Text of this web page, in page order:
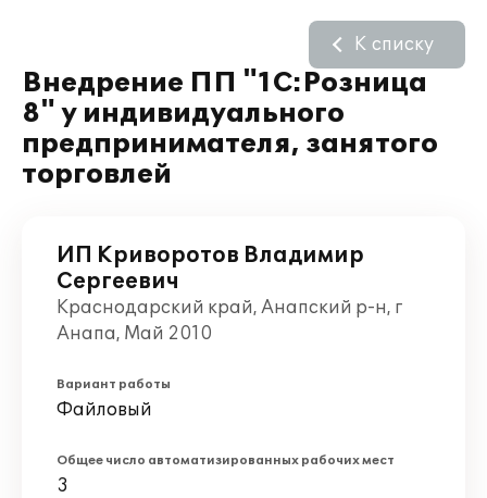
Внедрение ПП "1С:Розница
8" у индивидуального
предпринимателя, занятого
торговлей
К списку
ИП Криворотов Владимир
Сергеевич
Краснодарский край, Анапский р-н, г
Анапа, Май 2010
Вариант работы
Файловый
Общее число автоматизированных рабочих мест
3